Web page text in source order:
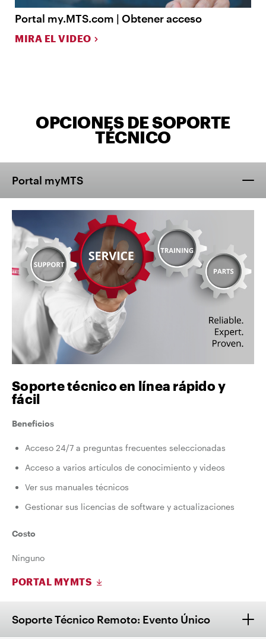
Portal my.MTS.com | Obtener acceso
MIRA EL VIDEO
OPCIONES DE SOPORTE
TÉCNICO
Portal myMTS
Soporte técnico en línea rápido y
fácil
Beneficios
Acceso 24/7 a preguntas frecuentes seleccionadas
Acceso a varios artículos de conocimiento y videos
Ver sus manuales técnicos
Gestionar sus licencias de software y actualizaciones
Costo
Ninguno
PORTAL MYMTS
Soporte Técnico Remoto: Evento Único